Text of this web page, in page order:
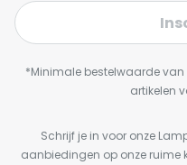
*Minimale bestelwaarde
artikelen
Schrijf je in voor onze
aanbiedingen op onze ruime